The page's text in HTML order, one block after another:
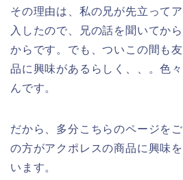
その理由は、私の兄が先立って
入したので、兄の話を聞いてか
からです。でも、ついこの間も
品に興味があるらしく、、。色
んです。
だから、多分こちらのページを
の方がアクポレスの商品に興味
います。